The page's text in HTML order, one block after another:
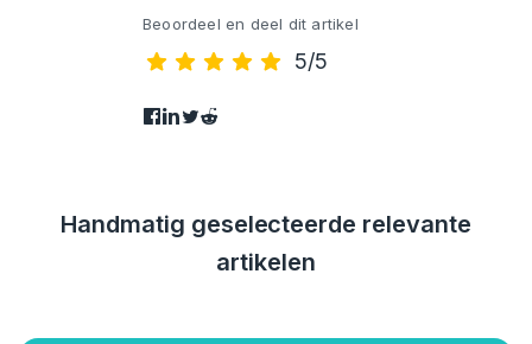
Beoordeel en deel dit artikel
5/5
Handmatig geselecteerde relevante
artikelen